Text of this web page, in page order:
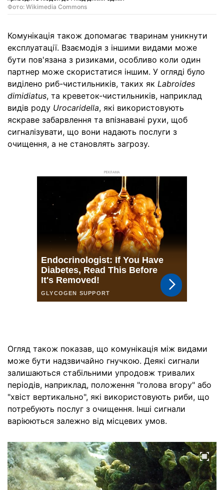
Фото: Wikimedia Commons
Комунікація також допомагає тваринам уникнути
експлуатації. Взаємодія з іншими видами може
бути пов'язана з ризиками, особливо коли один
партнер може скористатися іншим. У огляді було
виділено риб-чистильників, таких як Labroides
dimidiatus, та креветок-чистильників, наприклад
видів роду Urocaridella, які використовують
яскраве забарвлення та впізнавані рухи, щоб
сигналізувати, що вони надають послуги з
очищення, а не становлять загрозу.
РЕКЛАМА
Огляд також показав, що комунікація між видами
може бути надзвичайно гнучкою. Деякі сигнали
залишаються стабільними упродовж тривалих
періодів, наприклад, положення "голова вгору" або
"хвіст вертикально", які використовують риби, що
потребують послуг з очищення. Інші сигнали
варіюються залежно від місцевих умов.